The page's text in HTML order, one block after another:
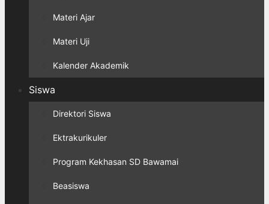
Materi Ajar
Materi Uji
Kalender Akademik
Siswa
Direktori Siswa
Ektrakurikuler
Program Kekhasan SD Bawamai
Beasiswa